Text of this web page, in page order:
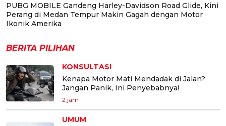
PUBG MOBILE Gandeng Harley-Davidson Road Glide, Kini
Perang di Medan Tempur Makin Gagah dengan Motor
Ikonik Amerika
BERITA PILIHAN
KONSULTASI
Kenapa Motor Mati Mendadak di Jalan?
Jangan Panik, Ini Penyebabnya!
2 jam
UMUM